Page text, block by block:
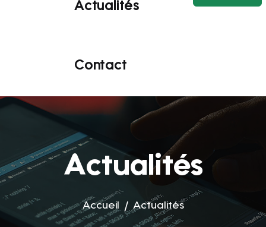
Actualités
Contact
Actualités
Accueil Actualités